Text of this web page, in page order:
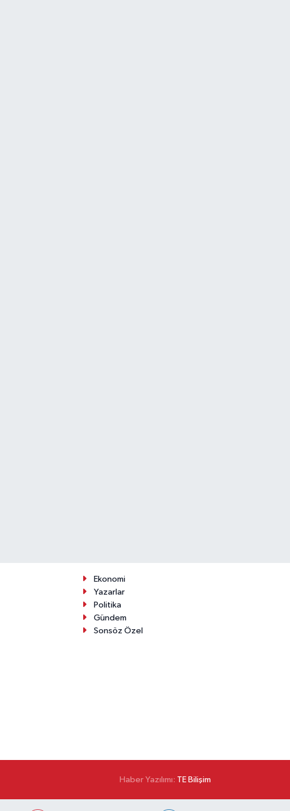
Ekonomi
Yazarlar
Politika
Gündem
Sonsöz Özel
Haber Yazılımı: TE Bilişim